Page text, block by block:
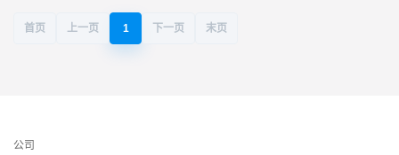
首页 上一页 1 下一页 末页
公司